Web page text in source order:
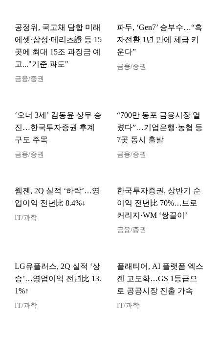
공정위, 국고채 담합 미래
에셋·삼성·메리츠證 등 15
곳에 최대 15조 과징금 예
고..."기준 과도"
금융/증권
파두, ‘Gen7’ 승부수…“흑
자전환 1년 만에 체급 키
운다”
금융/증권
‘오너 3세’ 김동윤 상무 승
진…한국투자증권 후계
구도 주목
금융/증권
“700만 동포 금융시장 열
렸다”…기업은행·농협 등
7곳 동시 출발
금융/증권
웹젠, 2Q 실적 ‘하락’…영
업이익 전년比 8.4%↓
IT/과학
한국투자증권, 상반기 순
이익 전년比 70%…브로
커리지·WM ‘쌍끌이’
금융/증권
LG유플러스, 2Q 실적 ‘상
승’…영업이익 전년比 13.
1%↑
IT/과학
플래티어, AI 플랫폼 엑스
젠 고도화…GS 1등급으
로 공공시장 진출 가속
IT/과학